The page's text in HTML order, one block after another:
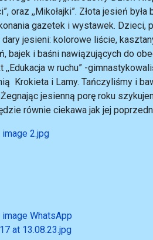
oraz ,,Mikołajki”. Złota jesień
gazetek i wystawek. Dzieci,
jesieni: kolorowe liście,
bajek i baśni nawiązujących do
,,Edukacja w ruchu” -
Krokieta i Lamy. Tańczyliśmy i
jesienną porę roku
równie ciekawa jak jej